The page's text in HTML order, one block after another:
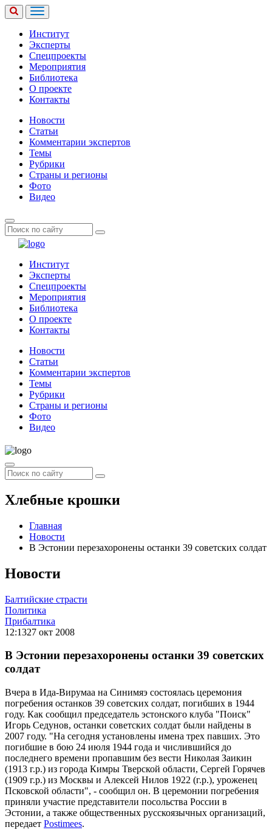
Институт
Эксперты
Спецпроекты
Мероприятия
Библиотека
О проекте
Контакты
Новости
Статьи
Комментарии экспертов
Темы
Рубрики
Страны и регионы
Фото
Видео
Институт
Эксперты
Спецпроекты
Мероприятия
Библиотека
О проекте
Контакты
Новости
Статьи
Комментарии экспертов
Темы
Рубрики
Страны и регионы
Фото
Видео
Хлебные крошки
Главная
Новости
В Эстонии перезахоронены останки 39 советских солдат
Новости
Балтийские страсти
Политика
Прибалтика
12:1327 окт 2008
В Эстонии перезахоронены останки 39 советских
солдат
Вчера в Ида-Вирумаа на Синимяэ состоялась церемония
погребения останков 39 советских солдат, погибших в 1944
году. Как сообщил председатель эстонского клуба "Поиск"
Игорь Седунов, останки советских солдат были найдены в
2007 году. "На сегодня установлены имена трех павших. Это
погибшие в бою 24 июля 1944 года и числившийся до
последнего времени пропавшим без вести Николая Заикин
(1913 г.р.) из города Кимры Тверской области, Сергей Горячев
(1909 г.р.) из Москвы и Алексей Нилов 1922 (г.р.), уроженец
Псковской области", - сообщил он. В церемонии погребения
приняли участие представители посольства России в
Эстонии, а также общественных русскоязычных организаций,
передает Postimees.